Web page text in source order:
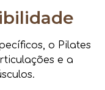
o Pilates
e a